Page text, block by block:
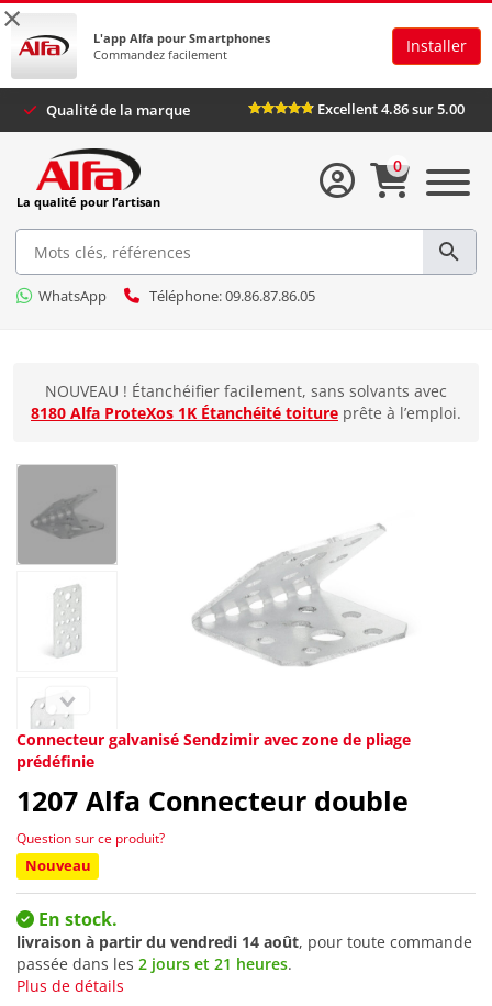
×
L'app Alfa pour Smartphones
Commandez facilement
Installer
Qualité de la marque Excellent 4.86 sur 5.00
La qualité pour l’artisan
WhatsApp Téléphone: 09.86.87.86.05
0
NOUVEAU ! Étanchéifier facilement, sans solvants avec
8180 Alfa ProteXos 1K Étanchéité toiture prête à l’emploi.
Connecteur galvanisé Sendzimir avec zone de pliage
prédéfinie
1207 Alfa Connecteur double
Question sur ce produit?
Nouveau
En stock.
livraison à partir du vendredi 14 août, pour toute commande
passée dans les 2 jours et 21 heures.
Plus de détails